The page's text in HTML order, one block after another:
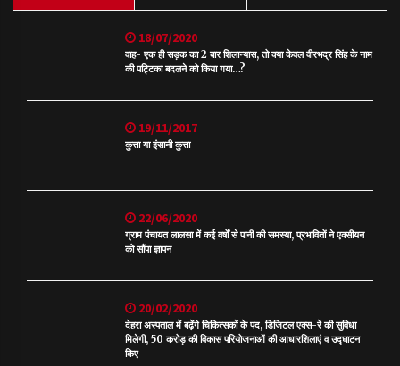
18/07/2020
वाह- एक ही सड़क का 2 बार शिलान्यास, तो क्या केवल वीरभद्र सिंह के नाम
की पट्टिका बदलने को किया गया…?
19/11/2017
कुत्ता या इंसानी कुत्ता
22/06/2020
ग्राम पंचायत लालसा में कई वर्षों से पानी की समस्या, प्रभावितों ने एक्सीयन
को सौंपा ज्ञापन
20/02/2020
देहरा अस्पताल में बढ़ेंगे चिकित्सकों के पद, डिजिटल एक्स-रे की सुविधा
मिलेगी, 50 करोड़ की विकास परियोजनाओं की आधारशिलाएं व उद्घाटन
किए